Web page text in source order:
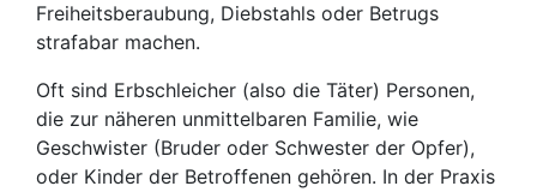
Freiheitsberaubung, Diebstahls oder Betrugs
strafabar machen.
Oft sind Erbschleicher (also die Täter) Personen,
die zur näheren unmittelbaren Familie, wie
Geschwister (Bruder oder Schwester der Opfer),
oder Kinder der Betroffenen gehören. In der Praxis